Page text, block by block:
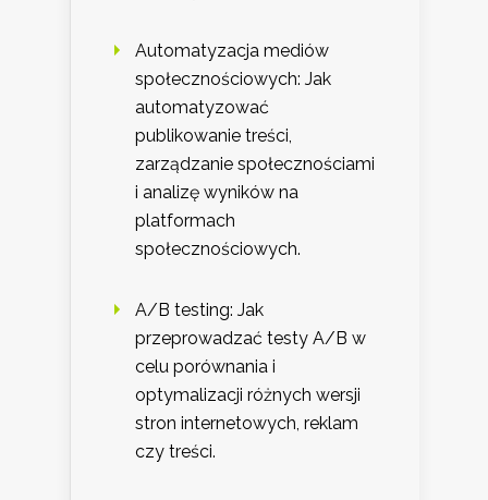
Automatyzacja mediów
społecznościowych: Jak
automatyzować
publikowanie treści,
zarządzanie społecznościami
i analizę wyników na
platformach
społecznościowych.
A/B testing: Jak
przeprowadzać testy A/B w
celu porównania i
optymalizacji różnych wersji
stron internetowych, reklam
czy treści.